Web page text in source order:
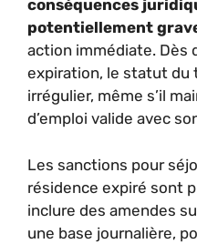
conséquences
potentiellement
action immédiate. Dès
expiration, le statut du
irrégulier, même s’il
d’emploi valide avec
Les sanctions pour
résidence expiré sont
inclure des amendes
une base journalière,